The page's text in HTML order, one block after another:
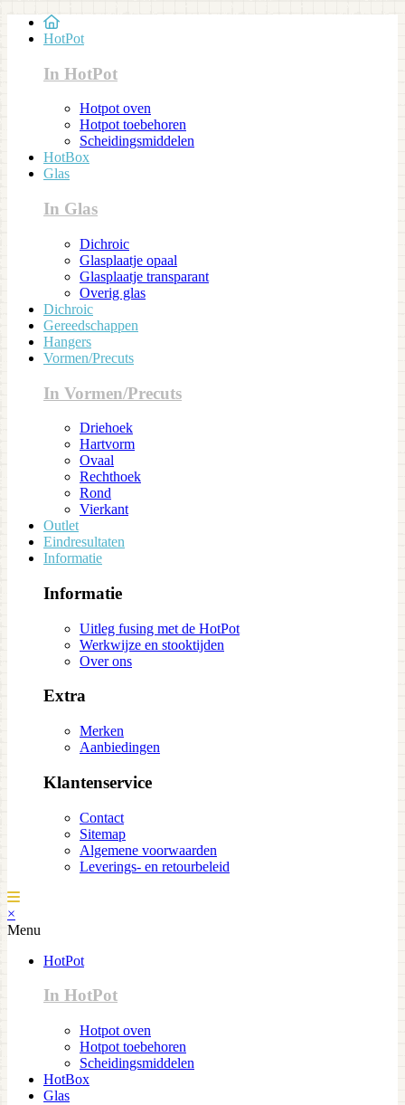
HotPot
In HotPot
Hotpot oven
Hotpot toebehoren
Scheidingsmiddelen
HotBox
Glas
In Glas
Dichroic
Glasplaatje opaal
Glasplaatje transparant
Overig glas
Dichroic
Gereedschappen
Hangers
Vormen/Precuts
In Vormen/Precuts
Driehoek
Hartvorm
Ovaal
Rechthoek
Rond
Vierkant
Outlet
Eindresultaten
Informatie
Informatie
Uitleg fusing met de HotPot
Werkwijze en stooktijden
Over ons
Extra
Merken
Aanbiedingen
Klantenservice
Contact
Sitemap
Algemene voorwaarden
Leverings- en retourbeleid
×
Menu
HotPot
In HotPot
Hotpot oven
Hotpot toebehoren
Scheidingsmiddelen
HotBox
Glas